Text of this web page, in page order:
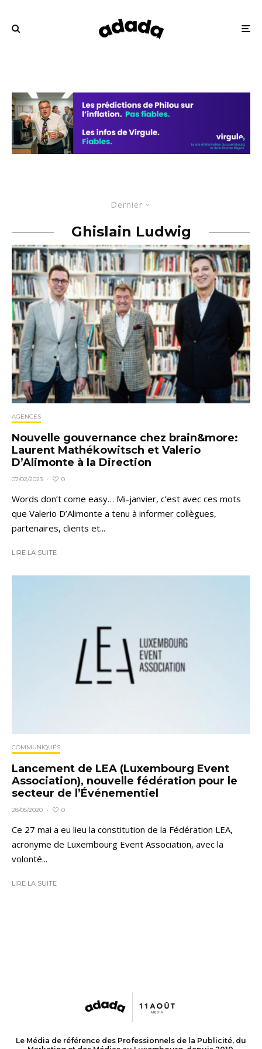
Dernier
Ghislain Ludwig
AGENCES
Nouvelle gouvernance chez brain&more:
Laurent Mathékowitsch et Valerio
D’Alimonte à la Direction
07/02/2023 · 0
Words don’t come easy… Mi-janvier, c’est avec ces mots
que Valerio D’Alimonte a tenu à informer collègues,
partenaires, clients et...
LIRE LA SUITE
COMMUNIQUÉS
Lancement de LEA (Luxembourg Event
Association), nouvelle fédération pour le
secteur de l’Événementiel
28/05/2020 · 0
Ce 27 mai a eu lieu la constitution de la Fédération LEA,
acronyme de Luxembourg Event Association, avec la
volonté...
LIRE LA SUITE
Le Média de référence des Professionnels de la Publicité, du